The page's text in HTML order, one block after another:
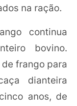
na ração.
continua
bovino.
frango para
dianteira
anos, de